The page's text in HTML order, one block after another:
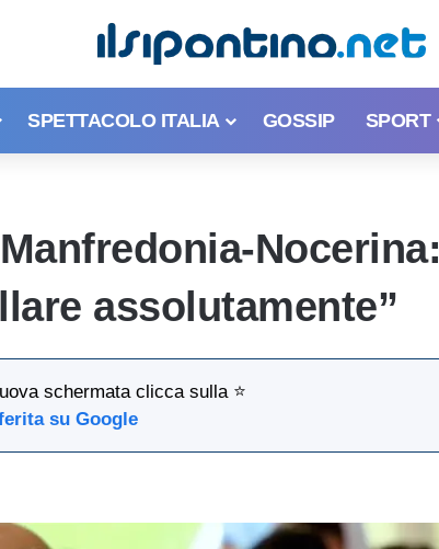
SPETTACOLO ITALIA GOSSIP SPORT
Nocerina:
assolutamente”
schermata clicca sulla ⭐
su Google